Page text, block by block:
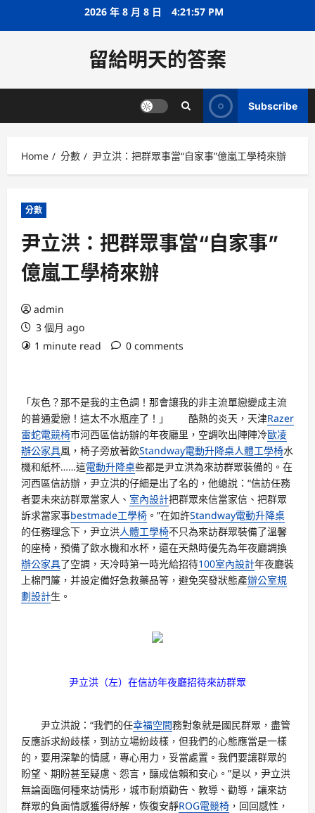
2026 年 8 月 8 日 4:21:57 PM
留給明天的答案
Subscribe
Home 分數 尹立洪：把群眾事當“自家事”億嵐工學椅來辦
分數
尹立洪：把群眾事當“自家事”
億嵐工學椅來辦
admin
3 個月 ago
1 minute read
0 comments
「灰色？那不是我的主色調！那會讓我的非主流單戀變成主流
的普通愛戀！這太不水瓶座了！」 酷熱的炎天，天津Razer
雷蛇電競椅市河西區信訪辦的年夜廳里，空調吹出陣陣冷歐凌
辦公家具風，椅子旁放著飲Standway電動升降桌人體工學椅水
機和紙杯……這電動升降桌些都是尹立洪為來訪群眾裝備的。在
河西區信訪辦，尹立洪的仔細是出了名的，他總說：“信訪任務
者要未來訪群眾當家人、 室內設計把群眾來信當家信、把群眾
訴求當家事bestmade工學椅 。”在如許Standway電動升降桌
的任務理念下，尹立洪人體工學椅不只為來訪群眾裝備了溫馨
的座椅，預備了飲水機和水杯，還在天熱時優先為年夜廳調換
辦公家具了空調，天冷時第一時光給招待100室內設計年夜廳裝
上棉門簾，并設定備好急救藥品等，避免突發狀態產辦公室規
劃設計生。
尹立洪（左）在信訪年夜廳招待來訪群眾
尹立洪說：“我們的任幸福空間務對象就是國民群眾，盡管
反應訴求紛歧樣，到訪立場紛歧樣，但我們的心態應當是一樣
的，要用深摯的情感，專心用力，妥當處置。我們要讓群眾的
盼望、期盼甚至疑慮、怨言，釀成信賴和安心。”是以，尹立洪
無論面臨何種來訪情形，城市耐煩勸告、教導、勸導，讓來訪
群眾的負面情感獲得紓解，恢復安靜ROG電競椅 ，回回感性，